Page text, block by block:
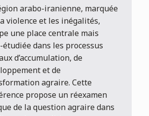
arabo-iranienne, marquée
violence et les inégalités,
une place centrale mais
dans les processus
d’accumulation, de
et de
agraire. Cette
propose un réexamen
de la question agraire dans